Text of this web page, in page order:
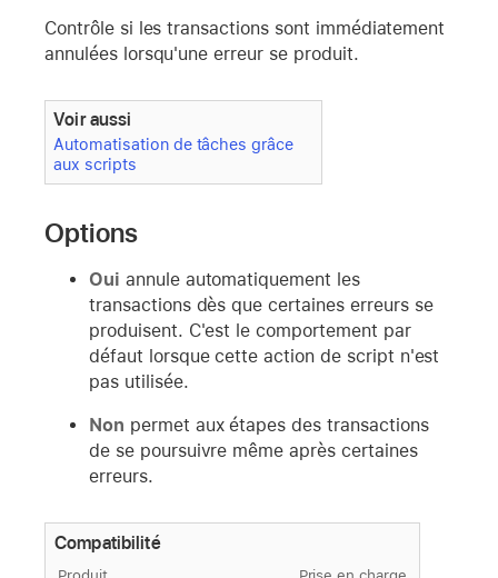
Contrôle si les transactions sont immédiatement
annulées lorsqu'une erreur se produit.
Voir aussi
Automatisation de tâches grâce
aux scripts
Options
Oui annule automatiquement les
transactions dès que certaines erreurs se
produisent. C'est le comportement par
défaut lorsque cette action de script n'est
pas utilisée.
Non permet aux étapes des transactions
de se poursuivre même après certaines
erreurs.
Compatibilité